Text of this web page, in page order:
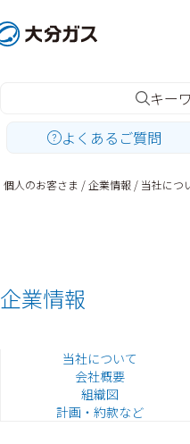
容
を
キー
よくあるご質問
個人のお客さま 企業情報 当社につ
企業情報
当社について
会社概要
組織図
計画・約款など